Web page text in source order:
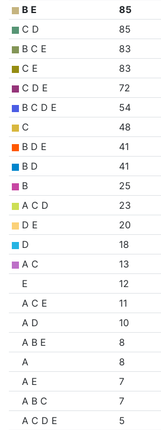
B E
85
C D
85
B C E
83
C E
83
C D E
72
B C D E
54
C
48
B D E
41
B D
41
B
25
A C D
23
D E
20
D
18
A C
13
E
12
A C E
11
A D
10
A B E
8
A
8
A E
7
A B C
7
A C D E
5